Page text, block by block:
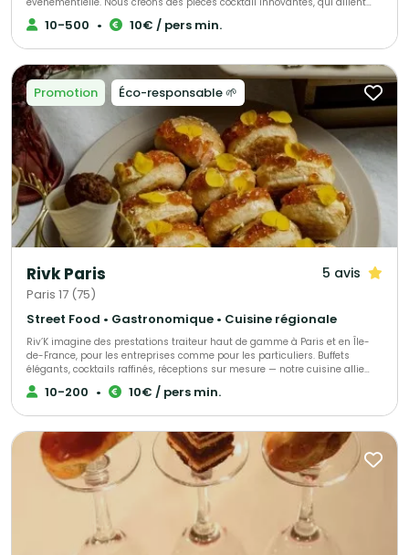
esthétisme et saveurs authentiques. Fabriquées à J-1 pour une fraîcheur
maximale, nos créations sont pensées pour étonner vos invités à chaque
service soigné, pour que chaque réception – privée ou professionnelle –
soit parfaitement orchestrée. Avec PULPE, chaque détail compte et chaque
moment devient unique.
10-500 • 10€ / pers min.
Promotion Éco-responsable 🌱
Rivk Paris 5 avis
Paris 17 (75)
Street Food • Gastronomique • Cuisine régionale
Riv’K imagine des prestations traiteur haut de gamme à Paris et en Île-
de-France, pour les entreprises comme pour les particuliers. Buffets
élégants, cocktails raffinés, réceptions sur mesure — notre cuisine allie
générosité, précision et influences levantines. Traiteur parisien à votre
écoute, nous nous adaptons à toutes vos envies et à chaque occasion.
alimentaires. Pour compléter votre expérience, nous offrons également
une sélection de boissons maison, préparées avec soin.
10-200 • 10€ / pers min.